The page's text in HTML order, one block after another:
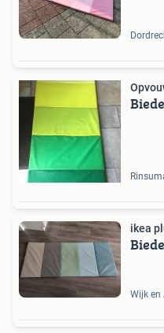
ikea
Wijk en